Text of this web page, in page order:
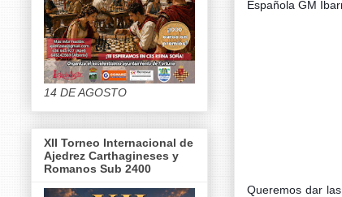
Española GM
Queremos dar
14 DE AGOSTO
XII Torneo Internacional de
Ajedrez Carthagineses y
Romanos Sub 2400